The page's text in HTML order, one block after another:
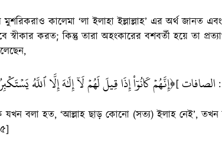
কালেমা ‘লা ইলাহা ইল্লাল্লাহ’ এর অর্থ জানত
স্বীকার করত; কিন্তু তারা অহংকারের বশবর্তী হয়ে তা
﴿إِنَّهُمۡ كَانُوٓاْ إِذَا قِيلَ لَهُمۡ لَآ إِلَٰهَ إِلَّا ٱللَّهُ[ الصافات :
যখন বলা হত, ‘আল্লাহ ছাড় কোনো (সত্য) ইলাহ নেই’,